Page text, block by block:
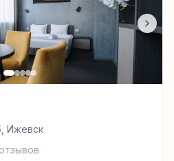
Ижевск
отзывов